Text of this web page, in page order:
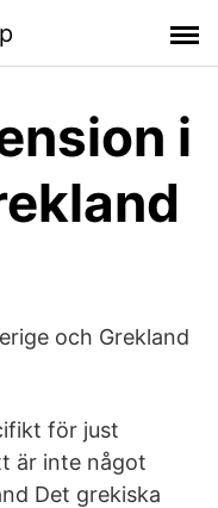
i
och Grekland
för just
är inte något
Det grekiska